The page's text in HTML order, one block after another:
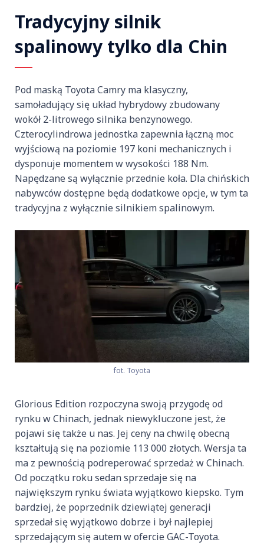
Tradycyjny silnik
spalinowy tylko dla Chin
Pod maską Toyota Camry ma klasyczny,
samoładujący się układ hybrydowy zbudowany
wokół 2-litrowego silnika benzynowego.
Czterocylindrowa jednostka zapewnia łączną moc
wyjściową na poziomie 197 koni mechanicznych i
dysponuje momentem w wysokości 188 Nm.
Napędzane są wyłącznie przednie koła. Dla chińskich
nabywców dostępne będą dodatkowe opcje, w tym ta
tradycyjna z wyłącznie silnikiem spalinowym.
fot. Toyota
Glorious Edition rozpoczyna swoją przygodę od
rynku w Chinach, jednak niewykluczone jest, że
pojawi się także u nas. Jej ceny na chwilę obecną
kształtują się na poziomie 113 000 złotych. Wersja ta
ma z pewnością podreperować sprzedaż w Chinach.
Od początku roku sedan sprzedaje się na
największym rynku świata wyjątkowo kiepsko. Tym
bardziej, że poprzednik dziewiątej generacji
sprzedał się wyjątkowo dobrze i był najlepiej
sprzedającym się autem w ofercie GAC-Toyota.